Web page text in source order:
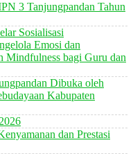
3 Tanjungpandan Tahun
Sosialisasi
Emosi dan
Mindfulness bagi Guru dan
Dibuka oleh
Kabupaten
dan Prestasi